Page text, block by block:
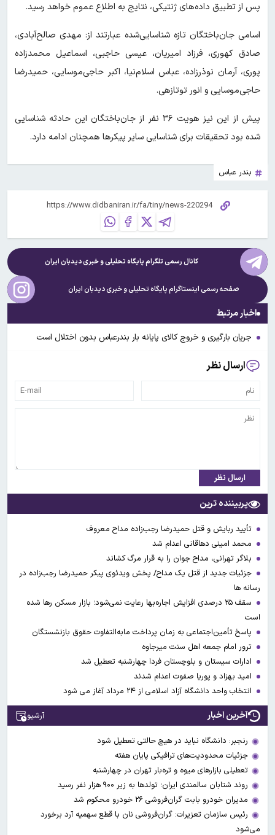
پس از تطبیق داده‌های ژنتیکی، نتایج به اطلاع عموم خواهد رسید.
اسامی جان‌باختگان تازه شناسایی‌شده عبارتند از: مهدی صالح‌آبادی،
صادق کهوری، فرزاد امیریان، عیسی حاجبی، اسماعیل محمدزاده
پوری، آرمان نوذرزاده، عباس اسلام‌نیا، اکبر حاجی‌موسایی، حمیدرضا
حاجی‌موسایی و انور توتازهی.
پیش از این نیز هویت ۳۶ نفر از جان‌باختگان این حادثه شناسایی
شده بود تحقیقات برای شناسایی سایر پیکرها همچنان ادامه دارد.
بندر عباس
کانال رسمی تلگرام پایگاه تحلیلی و خبریدیدبان ایران
صفحه رسمی اینستاگرام پایگاه تحلیلی و خبریدیدبان ایران
اخبار مرتبط
جریان بارگیری و خروج کالای پایانه بار بندرعباس بدون اختلال است
ارسال نظر
ارسال نظر
پربیننده ترین
تأیید ربایش و قتل حمیدرضا رجب‌زاده مداح معروف
محمد امینی دهاقانی اعدام شد
بلاگر تهرانی، مداح جوان را به قرار مرگ کشاند
جزئیات جدید از قتل یک مداح/ پخش ویدئوی پیکر حمیدرضا رجب‌زاده در
رسانه ها
سقف ۲۵ درصدی افزایش اجاره‌بها رعایت نمی‌شود؛ بازار مسکن رها شده
است
پاسخ تأمین‌اجتماعی به زمان پرداخت مابه‌التفاوت حقوق بازنشستگان
ترور امام جمعه اهل سنت میرجاوه
ادارات سیستان و بلوچستان فردا چهارشنبه تعطیل شد
امید بهزاد و پوریا صفوت اعدام شدند
انتخاب واحد دانشگاه آزاد اسلامی از ۲۴ مرداد آغاز می شود
آخرین اخبار آرشیو
رنجبر: دانشگاه نباید در هیچ حالتی تعطیل شود
جزئیات محدودیت‌های ترافیکی پایان هفته
تعطیلی بازارهای میوه ‌و تره‌بار تهران در چهارشنبه
روند شتابان سالمندی ایران؛ تولدها به زیر ۹۰۰ هزار نفر رسید
مدیران خودرو بابت گران‌فروشی ۲۶ خودرو محکوم شد
رئیس سازمان تعزیرات: گران‌فروشی نان با قطع سهمیه آرد برخورد
می‌شود